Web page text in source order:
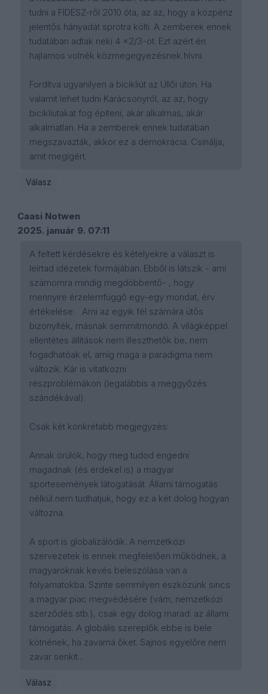
tudni a FIDESZ-ről 2010 óta, az az, hogy a közpénz
jelentős hányadát sprotra költi. A zemberek ennek
tudatában adtak neki 4 x2/3-ot. Ezt azért én
hajlamos volnék közmegegyezésnek hívni.
Fordítva ugyanilyen a bicikliút az Üllői úton. Ha
valamit lehet tudni Karácsonyról, az az, hogy
bicikliutakat fog építeni, akár alkalmas, akár
alkalmatlan. Ha a zemberek ennek tudatában
megszavazták, akkor ez a demokrácia. Csinálja,
amit megígért.
Válasz
Caasi Notwen
2025. január 9. 07:11
A feltett kérdésekre és kételyekre a választ is
leírtad idézetek formájában. Ebből is látszik - ami
számomra mindig megdöbbentő- , hogy
mennyire érzelemfüggő egy-egy mondat, érv
értékelése. Ami az egyik fél számára ütős
bizonyíték, másnak semmitmondó. A világképpel
ellentétes állítások nem illeszthetők be, nem
fogadhatóak el, amíg maga a paradigma nem
változik. Kár is vitatkozni
részproblémákon (legalábbis a meggyőzés
szándékával).
Csak két konkrétabb megjegyzés:
Annak örülök, hogy meg tudod engedni
magadnak (és érdekel is) a magyar
sportesemények látogatását. Állami támogatás
nélkül nem tudhatjuk, hogy ez a két dolog hogyan
változna.
A sport is globalizálódik. A nemzetközi
szervezetek is ennek megfelelően működnek, a
magyaroknak kevés beleszólása van a
folyamatokba. Szinte semmilyen eszközünk sincs
a magyar piac megvédésére (vám, nemzetközi
szerződés stb.), csak egy dolog marad: az állami
támogatás. A globális szereplők ebbe is bele
kötnének, ha zavarná őket. Sajnos egyelőre nem
zavar senkit...
Válasz